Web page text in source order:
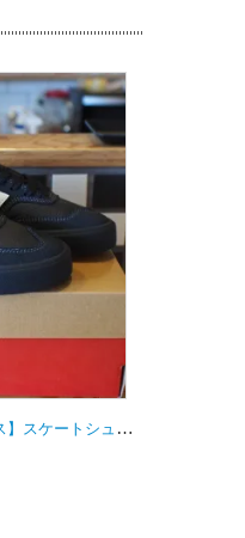
NB numeric【ニューバランス】スケートシューズ UN340YRW 23.0ｃｍ